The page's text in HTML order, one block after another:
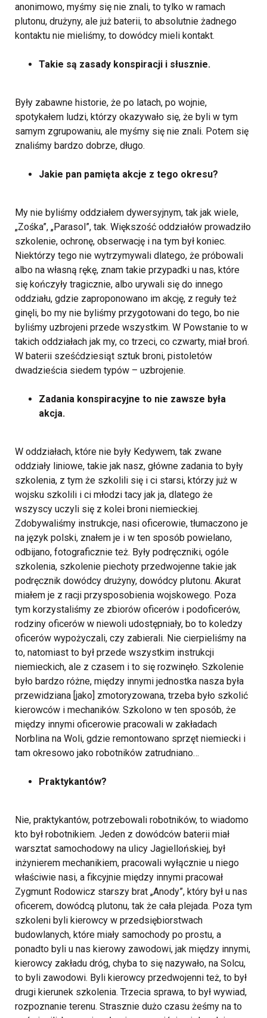
anonimowo, myśmy się nie znali, to tylko w ramach
plutonu, drużyny, ale już baterii, to absolutnie żadnego
kontaktu nie mieliśmy, to dowódcy mieli kontakt.
Takie są zasady konspiracji i słusznie.
Były zabawne historie, że po latach, po wojnie,
spotykałem ludzi, którzy okazywało się, że byli w tym
samym zgrupowaniu, ale myśmy się nie znali. Potem się
znaliśmy bardzo dobrze, długo.
Jakie pan pamięta akcje z tego okresu?
My nie byliśmy oddziałem dywersyjnym, tak jak wiele,
„Zośka”, „Parasol”, tak. Większość oddziałów prowadziło
szkolenie, ochronę, obserwację i na tym był koniec.
Niektórzy tego nie wytrzymywali dlatego, że próbowali
albo na własną rękę, znam takie przypadki u nas, które
się kończyły tragicznie, albo urywali się do innego
oddziału, gdzie zaproponowano im akcję, z reguły też
ginęli, bo my nie byliśmy przygotowani do tego, bo nie
byliśmy uzbrojeni przede wszystkim. W Powstanie to w
takich oddziałach jak my, co trzeci, co czwarty, miał broń.
W baterii sześćdziesiąt sztuk broni, pistoletów
dwadzieścia siedem typów – uzbrojenie.
Zadania konspiracyjne to nie zawsze była
akcja.
W oddziałach, które nie były Kedywem, tak zwane
oddziały liniowe, takie jak nasz, główne zadania to były
szkolenia, z tym że szkolili się i ci starsi, którzy już w
wojsku szkolili i ci młodzi tacy jak ja, dlatego że
wszyscy uczyli się z kolei broni niemieckiej.
Zdobywaliśmy instrukcje, nasi oficerowie, tłumaczono je
na język polski, znałem je i w ten sposób powielano,
odbijano, fotograficznie też. Były podręczniki, ogóle
szkolenia, szkolenie piechoty przedwojenne takie jak
podręcznik dowódcy drużyny, dowódcy plutonu. Akurat
miałem je z racji przysposobienia wojskowego. Poza
tym korzystaliśmy ze zbiorów oficerów i podoficerów,
rodziny oficerów w niewoli udostępniały, bo to koledzy
oficerów wypożyczali, czy zabierali. Nie cierpieliśmy na
to, natomiast to był przede wszystkim instrukcji
niemieckich, ale z czasem i to się rozwinęło. Szkolenie
było bardzo różne, między innymi jednostka nasza była
przewidziana [jako] zmotoryzowana, trzeba było szkolić
kierowców i mechaników. Szkolono w ten sposób, że
między innymi oficerowie pracowali w zakładach
Norblina na Woli, gdzie remontowano sprzęt niemiecki i
tam okresowo jako robotników zatrudniano…
Praktykantów?
Nie, praktykantów, potrzebowali robotników, to wiadomo
kto był robotnikiem. Jeden z dowódców baterii miał
warsztat samochodowy na ulicy Jagiellońskiej, był
inżynierem mechanikiem, pracowali wyłącznie u niego
właściwie nasi, a fikcyjnie między innymi pracował
Zygmunt Rodowicz starszy brat „Anody”, który był u nas
oficerem, dowódcą plutonu, tak że cała plejada. Poza tym
szkoleni byli kierowcy w przedsiębiorstwach
budowlanych, które miały samochody po prostu, a
ponadto byli u nas kierowy zawodowi, jak między innymi,
kierowcy zakładu dróg, chyba to się nazywało, na Solcu,
to byli zawodowi. Byli kierowcy przedwojenni też, to był
drugi kierunek szkolenia. Trzecia sprawa, to był wywiad,
rozpoznanie terenu. Strasznie dużo czasu żeśmy na to